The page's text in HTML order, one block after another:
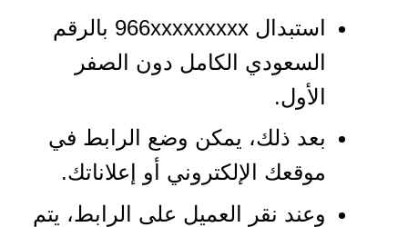
استبدال 966xxxxxxxxx بالرقم
السعودي الكامل دون الصفر
الأول.
بعد ذلك، يمكن وضع الرابط في
موقعك الإلكتروني أو إعلاناتك.
وعند نقر العميل على الرابط، يتم